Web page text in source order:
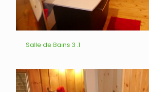
Salle de Bains 3 .1